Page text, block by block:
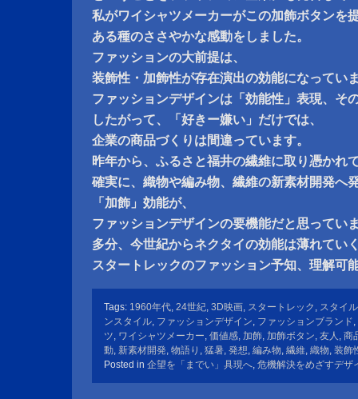
私がワイシャツメーカーがこの加飾ボタンを
ある種のささやかな感動をしました。
ファッションの大前提は、
装飾性・加飾性が存在演出の効能になってい
ファッションデザインは「効能性」表現、そ
したがって、「好きー嫌い」だけでは、
企業の商品づくりは間違っています。
昨年から、ふるさと福井の繊維に取り憑かれ
確実に、織物や編み物、繊維の新素材開発へ
「加飾」効能が、
ファッションデザインの要機能だと思ってい
多分、今世紀からネクタイの効能は薄れてい
スタートレックのファッション予知、理解可
Tags: 1960年代, 24世紀, 3D映画, スタートレック , スタイル
ンスタイル, ファッションデザイン, ファッションブランド,
ツ, ワイシャツメーカー, 価値感, 加飾, 加飾ボタン, 友人 , 商
動, 新素材開発, 物語り , 猛暑, 発想, 編み物, 繊維, 織物, 装飾
Posted in 企望を「までい」具現へ, 危機解決をめざすデザ